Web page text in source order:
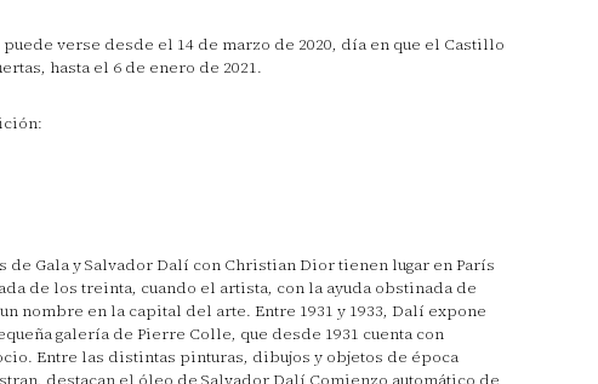
verse desde el 14 de marzo de 2020, día en que el Castillo
hasta el 6 de enero de 2021.
de Gala y Salvador Dalí con Christian Dior tienen lugar en París
de los treinta, cuando el artista, con la ayuda obstinada de
nombre en la capital del arte. Entre 1931 y 1933, Dalí expone
galería de Pierre Colle, que desde 1931 cuenta con
Entre las distintas pinturas, dibujos y objetos de época
destacan el óleo de Salvador Dalí Comienzo automático de